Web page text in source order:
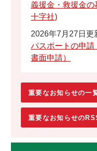
義援金・救援金の
十字社)
2026年7月27日更
パスポートの申請
書面申請）
重要なお知らせの一
重要なお知らせの